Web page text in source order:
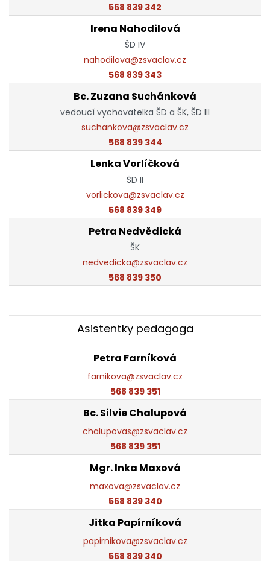
568 839 342
Irena Nahodilová
ŠD IV
nahodilova@zsvaclav.cz
568 839 343
Bc. Zuzana Suchánková
vedoucí vychovatelka ŠD a ŠK, ŠD III
suchankova@zsvaclav.cz
568 839 344
Lenka Vorlíčková
ŠD II
vorlickova@zsvaclav.cz
568 839 349
Petra Nedvědická
ŠK
nedvedicka@zsvaclav.cz
568 839 350
Asistentky pedagoga
Petra Farníková
farnikova@zsvaclav.cz
568 839 351
Bc. Silvie Chalupová
chalupovas@zsvaclav.cz
568 839 351
Mgr. Inka Maxová
maxova@zsvaclav.cz
568 839 340
Jitka Papírníková
papirnikova@zsvaclav.cz
568 839 340